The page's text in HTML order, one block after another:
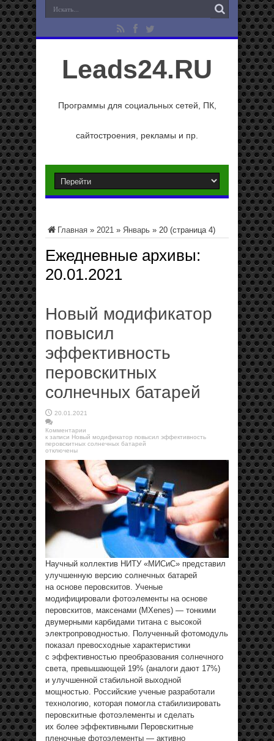
Leads24.RU
Программы для социальных сетей, ПК,
сайтостроения, рекламы и пр.
Главная » 2021 » Январь » 20 (страница 4)
Ежедневные архивы:
20.01.2021
Новый модификатор
повысил
эффективность
перовскитных
солнечных батарей
20.01.2021
Комментарии
к записи Новый модификатор повысил эффективность
перовскитных солнечных батарей
отключены
Научный коллектив НИТУ «МИСиС» представил
улучшенную версию солнечных батарей
на основе перовскитов. Ученые
модифицировали фотоэлементы на основе
перовскитов, максенами (MXenes) — тонкими
двумерными карбидами титана с высокой
электропроводностью. Полученный фотомодуль
показал превосходные характеристики
с эффективностью преобразования солнечного
света, превышающей 19% (аналоги дают 17%)
и улучшенной стабильной выходной
мощностью. Российские ученые разработали
технологию, которая помогла стабилизировать
перовскитные фотоэлементы и сделать
их более эффективными Перовскитные
пленочные фотоэлементы — активно